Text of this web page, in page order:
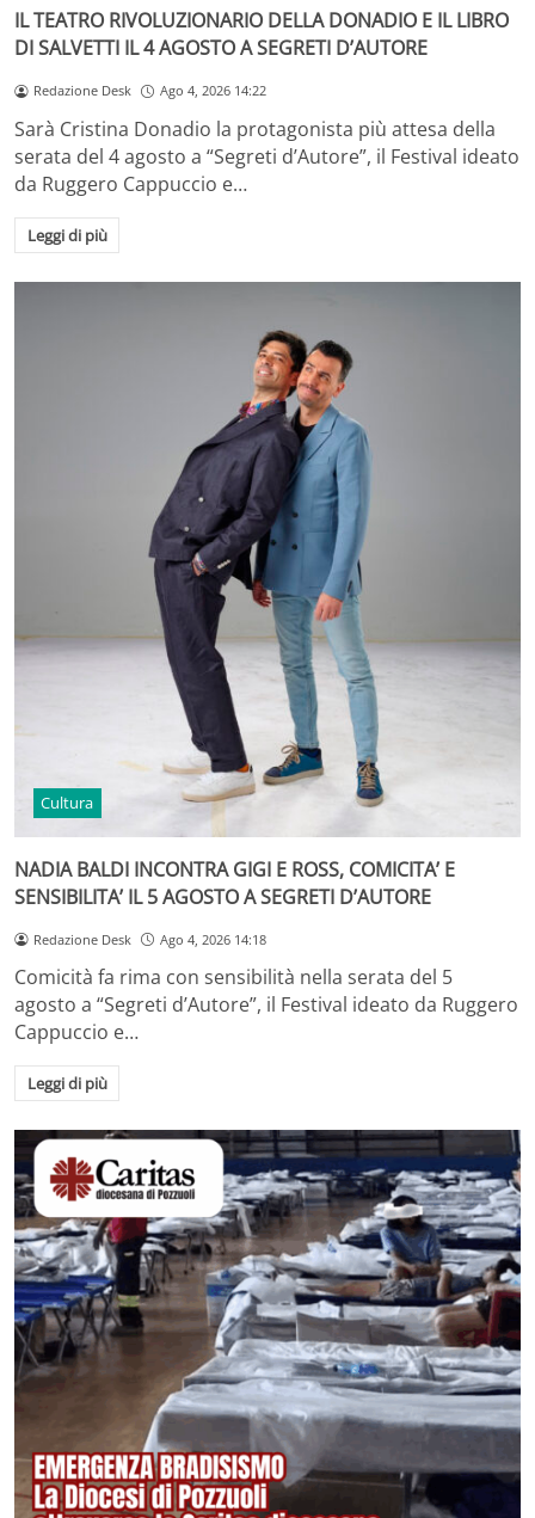
IL TEATRO RIVOLUZIONARIO DELLA DONADIO E IL LIBRO
DI SALVETTI IL 4 AGOSTO A SEGRETI D’AUTORE
Redazione Desk Ago 4, 2026 14:22
Sarà Cristina Donadio la protagonista più attesa della
serata del 4 agosto a “Segreti d’Autore”, il Festival ideato
da Ruggero Cappuccio e…
Leggi di più
Cultura
NADIA BALDI INCONTRA GIGI E ROSS, COMICITA’ E
SENSIBILITA’ IL 5 AGOSTO A SEGRETI D’AUTORE
Redazione Desk Ago 4, 2026 14:18
Comicità fa rima con sensibilità nella serata del 5
agosto a “Segreti d’Autore”, il Festival ideato da Ruggero
Cappuccio e…
Leggi di più